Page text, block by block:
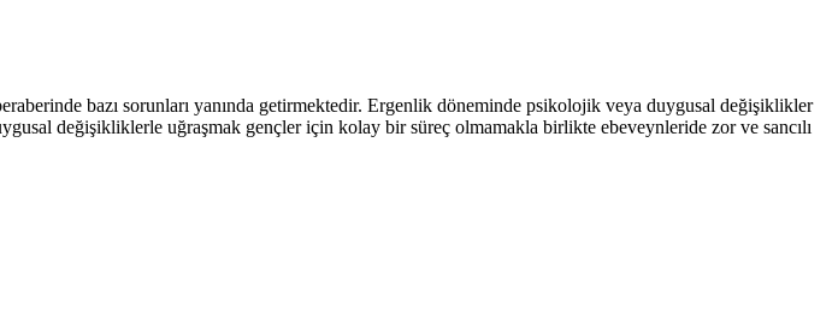
bazı sorunları yanında getirmektedir. Ergenlik döneminde psikolojik veya duygusal değişiklikler
değişikliklerle uğraşmak gençler için kolay bir süreç olmamakla birlikte ebeveynleride zor ve sancılı